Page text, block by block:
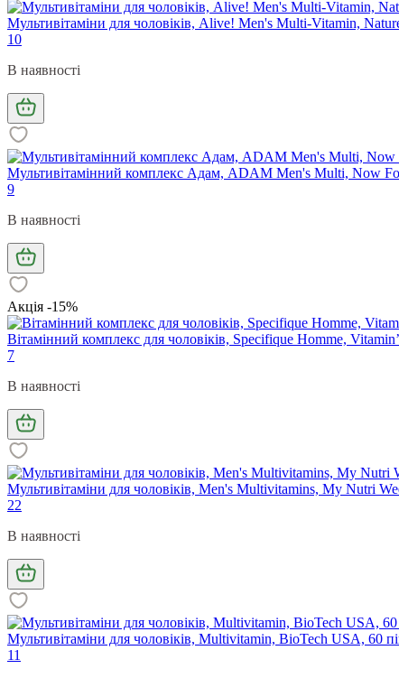
Мультивітаміни для чоловіків, Alive! Men's Multi-Vitamin,
10
В наявності
Мультивітамінний комплекс Адам, ADAM Men's Multi, Now
9
В наявності
Акція -15%
Вітамінний комплекс для чоловіків, Specifique Homme,
7
В наявності
Мультивітаміни для чоловіків, Men's Multivitamins, My Nutri
22
В наявності
Мультивітаміни для чоловіків, Multivitamin, BioTech USA, 60
11